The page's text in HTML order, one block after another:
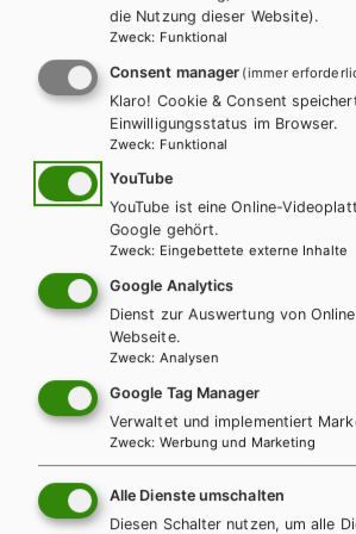
LEHRERSERVICE
Karin Ritz
+ 43 1 403 77 77 70
karin.ritz@hpt.at
LEHRERSERVICE
Elisabeth
+ 43 1 403 77 77 164
elisabeth.gettinger@hpt.at
die Nutzung dieser Website).
Zweck: Funktional
Consent manager (immer
Klaro! Cookie & Consent
Einwilligungsstatus im Browser.
Zweck: Funktional
YouTube
YouTube ist eine Online-
Google gehört.
Zweck: Eingebettete externe Inhalte
Google Analytics
Dienst zur Auswertung von
Webseite.
Zweck: Analysen
Google Tag Manager
Verwaltet und implementiert
Zweck: Werbung und Marketing
Alle Dienste umschalten
Diesen Schalter nutzen, um alle